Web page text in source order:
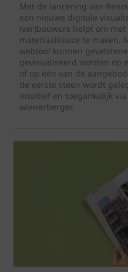
Met de lancering van
een nieuwe digitale
(ver)bouwers helpt om
materiaalkeuze te maken.
webtool kunnen
gevisualiseerd worden op
of op één van de
de eerste steen wordt
intuïtief en toegankelijk via
wienerberger.